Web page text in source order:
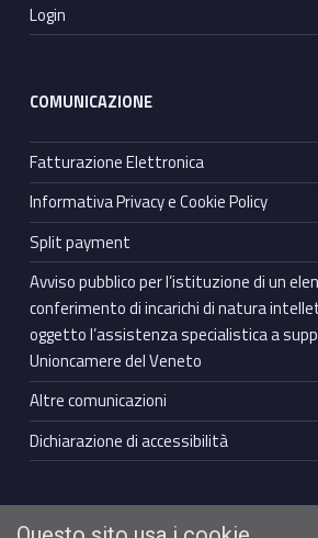
Login
COMUNICAZIONE
Fatturazione Elettronica
Informativa Privacy e Cookie Policy
Split payment
Avviso pubblico per l’istituzione di un
conferimento di incarichi di natura
oggetto l’assistenza specialistica a
Unioncamere del Veneto
Altre comunicazioni
Dichiarazione di accessibilità